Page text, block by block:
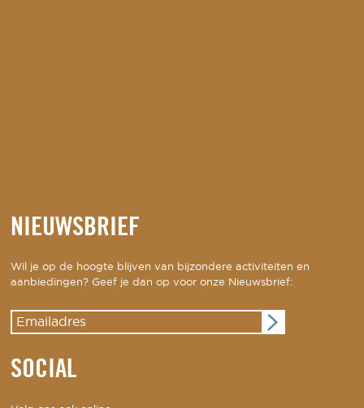
NIEUWSBRIEF
Wil je op de hoogte blijven van bijzondere activiteiten en
aanbiedingen? Geef je dan op voor onze Nieuwsbrief:
SOCIAL